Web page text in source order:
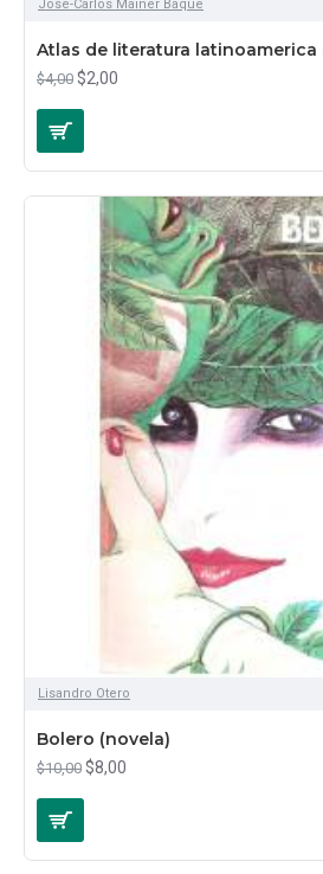
Jose-Carlos Mainer Baque
Atlas de literatura latinoamerica
$4,00 $2,00
Lisandro Otero
Bolero (novela)
$10,00 $8,00